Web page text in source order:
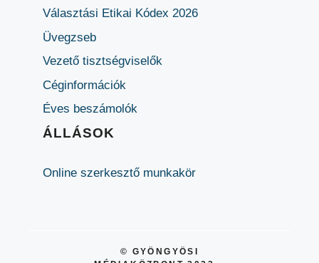
Választási Etikai Kódex 2026
Üvegzseb
Vezető tisztségviselők
Céginformációk
Éves beszámolók
ÁLLÁSOK
Online szerkesztő munkakör
© GYÖNGYÖSI